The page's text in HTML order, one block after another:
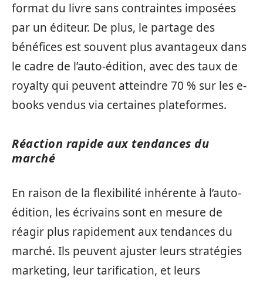
format du livre sans contraintes imposées
par un éditeur. De plus, le partage des
bénéfices est souvent plus avantageux dans
le cadre de l’auto-édition, avec des taux de
royalty qui peuvent atteindre 70 % sur les e-
books vendus via certaines plateformes.
Réaction rapide aux tendances du
marché
En raison de la flexibilité inhérente à l’auto-
édition, les écrivains sont en mesure de
réagir plus rapidement aux tendances du
marché. Ils peuvent ajuster leurs stratégies
marketing, leur tarification, et leurs